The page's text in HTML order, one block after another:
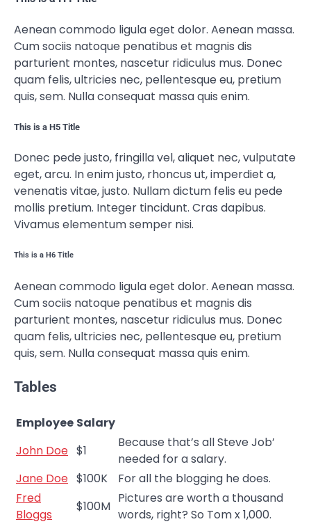
Aenean commodo ligula eget dolor. Aenean massa.
Cum sociis natoque penatibus et magnis dis
parturient montes, nascetur ridiculus mus. Donec
quam felis, ultricies nec, pellentesque eu, pretium
quis, sem. Nulla consequat massa quis enim.
This is a H5 Title
Donec pede justo, fringilla vel, aliquet nec, vulputate
eget, arcu. In enim justo, rhoncus ut, imperdiet a,
venenatis vitae, justo. Nullam dictum felis eu pede
mollis pretium. Integer tincidunt. Cras dapibus.
Vivamus elementum semper nisi.
This is a H6 Title
Aenean commodo ligula eget dolor. Aenean massa.
Cum sociis natoque penatibus et magnis dis
parturient montes, nascetur ridiculus mus. Donec
quam felis, ultricies nec, pellentesque eu, pretium
quis, sem. Nulla consequat massa quis enim.
Tables
Employee Salary
John Doe $1
Because that’s all Steve Job’
needed for a salary.
Jane Doe $100K
For all the blogging he does.
Fred
Bloggs
$100M
Pictures are worth a thousand
words, right? So Tom x 1,000.